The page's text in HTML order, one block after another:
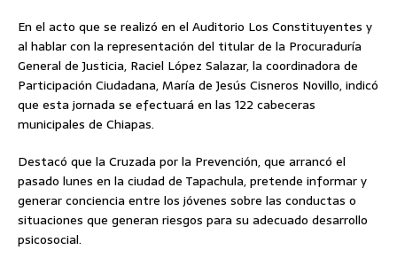
En el acto que se realizó en el Auditorio Los Constituyentes y
al hablar con la representación del titular de la Procuraduría
General de Justicia, Raciel López Salazar, la coordinadora de
Participación Ciudadana, María de Jesús Cisneros Novillo, indicó
que esta jornada se efectuará en las 122 cabeceras
municipales de Chiapas.
Destacó que la Cruzada por la Prevención, que arrancó el
pasado lunes en la ciudad de Tapachula, pretende informar y
generar conciencia entre los jóvenes sobre las conductas o
situaciones que generan riesgos para su adecuado desarrollo
psicosocial.